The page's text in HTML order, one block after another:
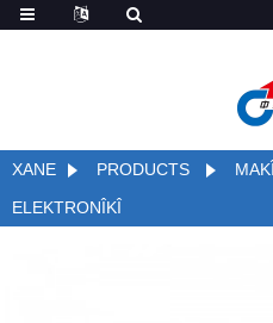
XANE PRODUCTS
ELEKTRONÎKÎ